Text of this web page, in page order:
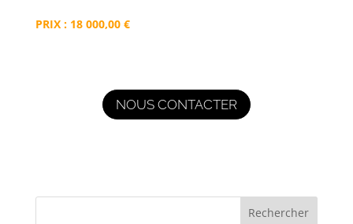
PRIX : 18 000,00 €
NOUS CONTACTER